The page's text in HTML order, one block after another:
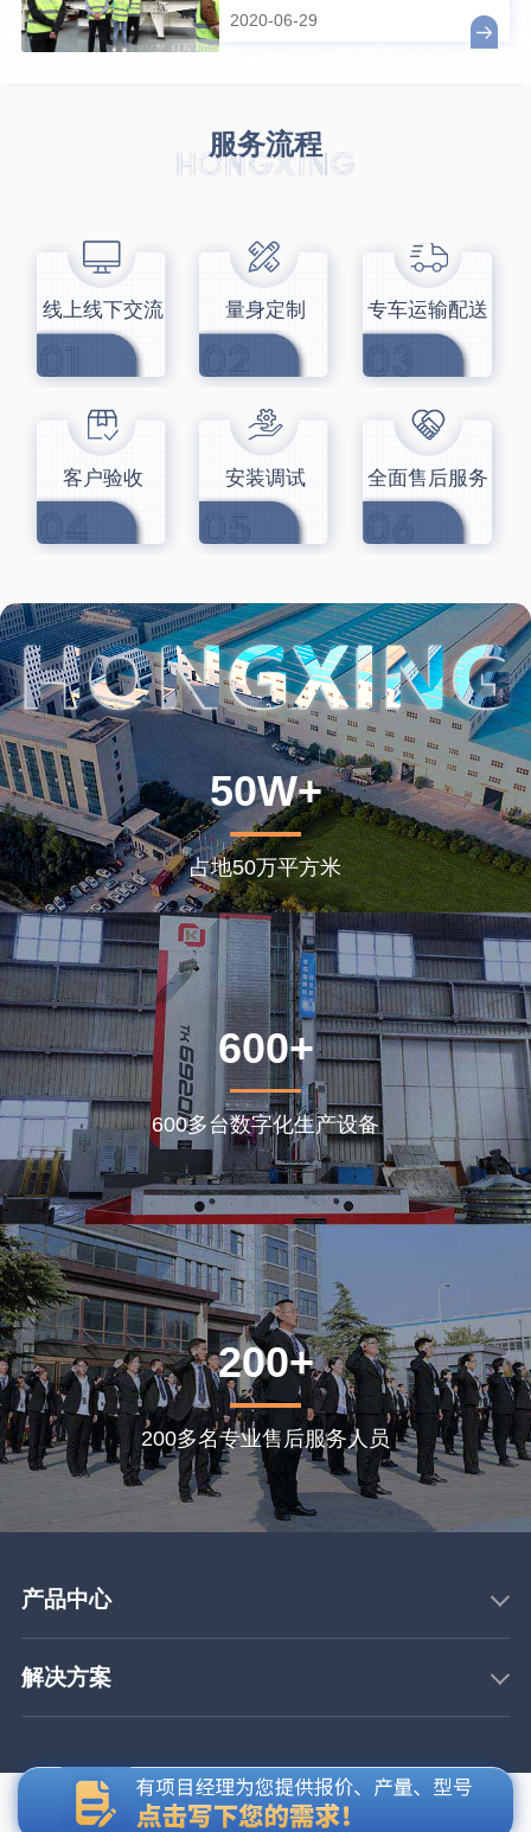
安装吗
2020-06-29
服务流程
线上线下交流 量身定制 专车运输配送
客户验收 安装调试 全面售后服务
50W+
占地50万平方米
600+
600多台数字化生产设备
200+
200多名专业售后服务人员
产品中心
解决方案